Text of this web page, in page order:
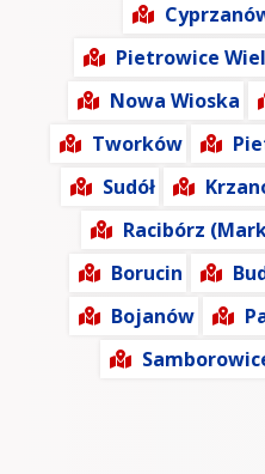
Pietrowice
Nowa Wioska
Tworków
Sudół
Racibórz
Borucin
Bojanów